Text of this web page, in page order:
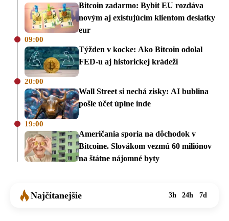
Bitcoin zadarmo: Bybit EU rozdáva
novým aj existujúcim klientom desiatky
eur
09:00
Týžden v kocke: Ako Bitcoin odolal
FED-u aj historickej krádeži
20:00
Wall Street si nechá zisky: AI bublina
pošle účet úplne inde
19:00
Američania sporia na dôchodok v
Bitcoine. Slovákom vezmú 60 miliónov
na štátne nájomné byty
Najčítanejšie 3h 24h 7d